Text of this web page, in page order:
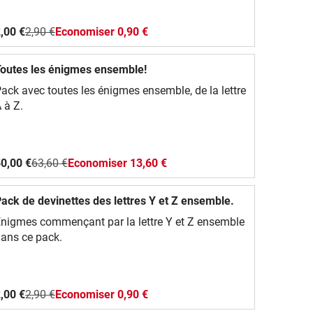
€2,90 €Economiser 0,90 €
les énigmes ensemble!
avec toutes les énigmes ensemble, de la lettre
à Z.
€63,60 €Economiser 13,60 €
de devinettes des lettres Y et Z ensemble.
commençant par la lettre Y et Z ensemble
ce pack.
€2,90 €Economiser 0,90 €